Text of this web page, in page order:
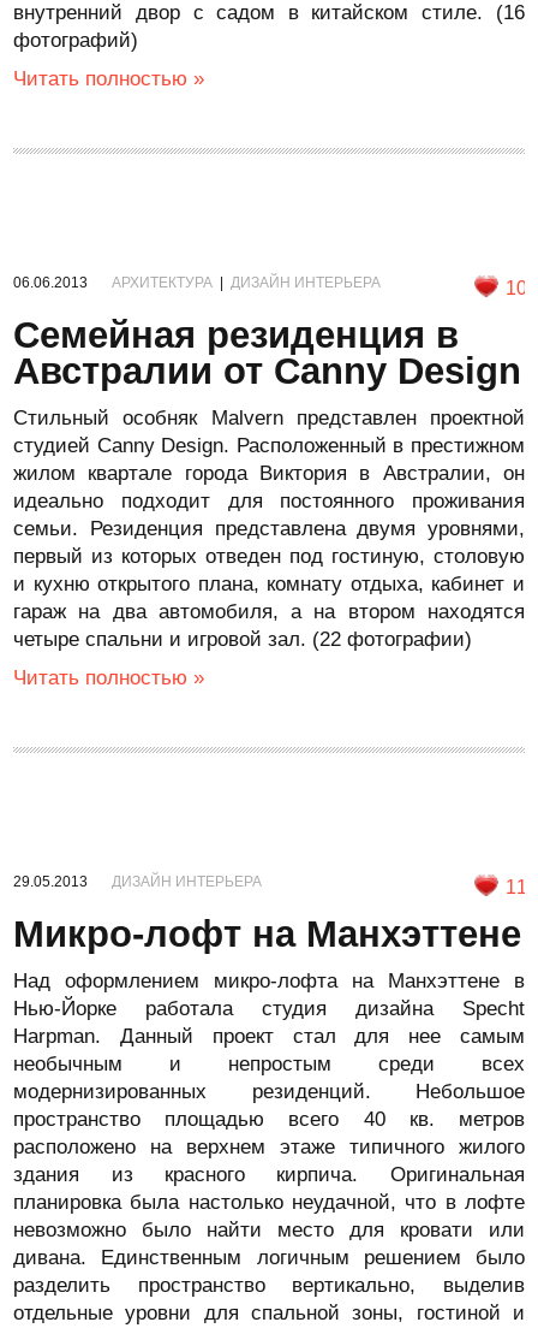
внутренний двор с садом в китайском стиле. (16
фотографий)
Читать полностью »
06.06.2013 АРХИТЕКТУРА |ДИЗАЙН ИНТЕРЬЕРА 10
Семейная резиденция в
Австралии от Canny Design
Стильный особняк Malvern представлен проектной
студией Canny Design. Расположенный в престижном
жилом квартале города Виктория в Австралии, он
идеально подходит для постоянного проживания
семьи. Резиденция представлена двумя уровнями,
первый из которых отведен под гостиную, столовую
и кухню открытого плана, комнату отдыха, кабинет и
гараж на два автомобиля, а на втором находятся
четыре спальни и игровой зал. (22 фотографии)
Читать полностью »
29.05.2013 ДИЗАЙН ИНТЕРЬЕРА 11
Микро-лофт на Манхэттене
Над оформлением микро-лофта на Манхэттене в
Нью-Йорке работала студия дизайна Specht
Harpman. Данный проект стал для нее самым
необычным и непростым среди всех
модернизированных резиденций. Небольшое
пространство площадью всего 40 кв. метров
расположено на верхнем этаже типичного жилого
здания из красного кирпича. Оригинальная
планировка была настолько неудачной, что в лофте
невозможно было найти место для кровати или
дивана. Единственным логичным решением было
разделить пространство вертикально, выделив
отдельные уровни для спальной зоны, гостиной и